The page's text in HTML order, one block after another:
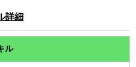
詳細
ル